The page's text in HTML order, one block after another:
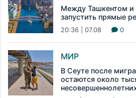
Между Ташкентом и
запустить прямые
20:36 | 07.08 0
МИР
В Сеуте после
остаются около